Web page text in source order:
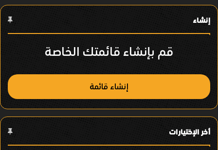
ع
ن
إنشاء
قم بإنشاء قائمتك الخاصة
إنشاء قائمة
أخر الإختيارات